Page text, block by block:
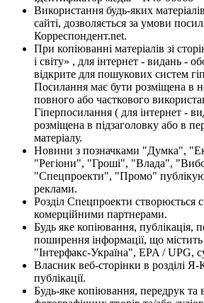
Використання будь-яких
сайті, дозволяється за умови
Корреспондент.net.
При копіюванні матеріалів зі
і світу» , для інтернет - видань -
відкрите для пошукових систем
Посилання має бути розміщена в
повного або часткового
Гіперпосилання ( для інтернет -
розміщена в підзаголовку або в
матеріалу.
Новини з позначками "Думка",
"Регіони", "Гроші", "Влада",
"Спецпроекти", "Промо"
реклами.
Розділ Спецпроекти створюється
комерційними партнерами.
Будь яке копіювання, публікація,
поширення інформації, що
"Інтерфакс-Україна", EPA / UPG,
Власник веб-сторінки в розділі
публікації.
Будь-яке копіювання, передрук та